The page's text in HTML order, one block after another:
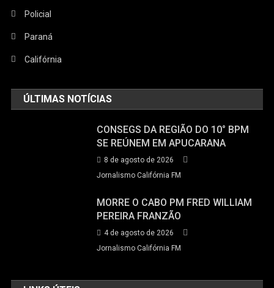
Policial
Paraná
Califórnia
ÚLTIMAS NOTÍCIAS
CONSEGS DA REGIÃO DO 10° BPM
SE REÚNEM EM APUCARANA
8 de agosto de 2026
Jornalismo Califórnia FM
MORRE O CABO PM FRED WILLIAM
PEREIRA FRANZÃO
4 de agosto de 2026
Jornalismo Califórnia FM